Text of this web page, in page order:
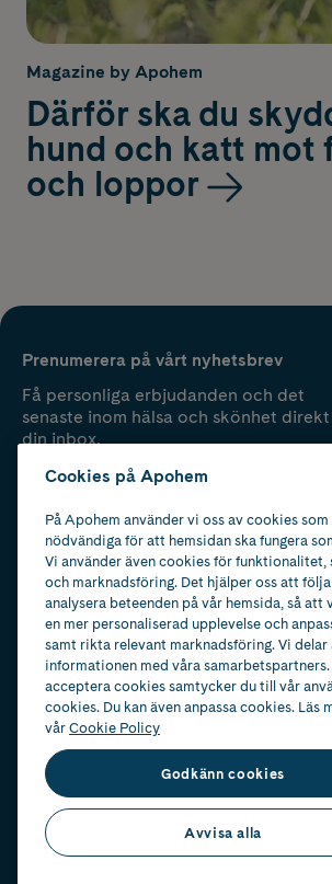
Magazine by Apohem
Därför ska du
hund och katt mot
och loppor
Prenumerera på vårt nyhetsbrev
Få personliga erbjudanden och det
senaste inom hälsa och skönhet direkt
din inbox.
Cookies på Apohem
På Apohem använder vi oss av cookies som
nödvändiga för att hemsidan ska fungera
Vi använder även cookies för
och marknadsföring. Det hjälper oss att
analysera beteenden på vår hemsida, så att
en mer personaliserad upplevelse och
samt rikta relevant marknadsföring. Vi delar
informationen med våra
acceptera cookies samtycker du till vår
cookies. Du kan även anpassa cookies. Läs
vårCookie Policy
Godkänn cookies
Avvisa alla